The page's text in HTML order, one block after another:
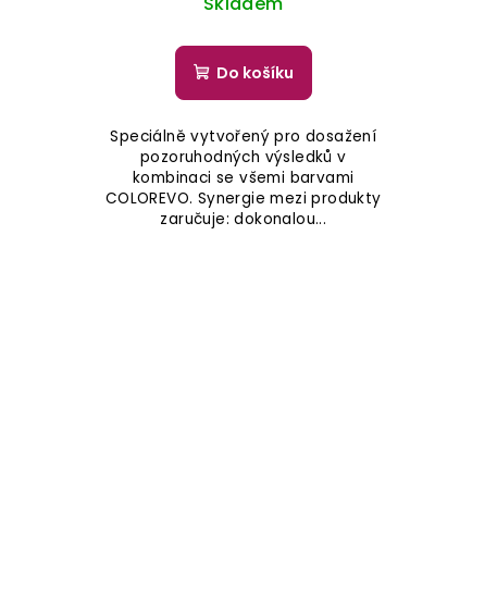
Do košíku
Speciálně vytvořený pro dosažení
pozoruhodných výsledků v
kombinaci se všemi barvami
COLOREVO. Synergie mezi produkty
zaručuje: dokonalou...